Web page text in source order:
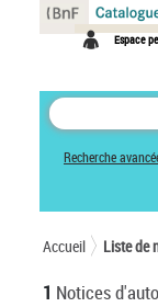
Espace
Recherche
Accueil Liste de
1 Notices
Panneau de gestion des